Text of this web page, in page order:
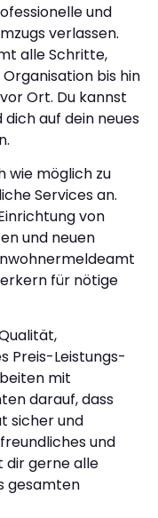
und
verlassen.
alle Schritte,
bis hin
Ort. Du kannst
auf dein neues
wie möglich zu
Services an.
von
und neuen
für nötige
Preis-Leistungs-
mit
darauf, dass
sicher und
und
gerne alle
gesamten